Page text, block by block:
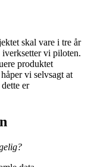
skal vare i tre år
iverksetter vi piloten.
produktet
vi selvsagt at
er